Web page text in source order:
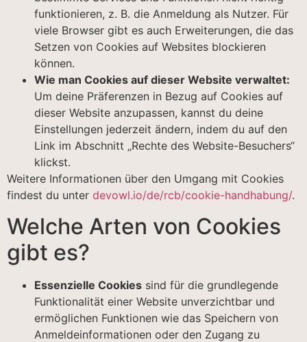
funktionieren, z. B. die Anmeldung als Nutzer. Für
viele Browser gibt es auch Erweiterungen, die das
Setzen von Cookies auf Websites blockieren
können.
Wie man Cookies auf dieser Website verwaltet:
Um deine Präferenzen in Bezug auf Cookies auf
dieser Website anzupassen, kannst du deine
Einstellungen jederzeit ändern, indem du auf den
Link im Abschnitt „Rechte des Website-Besuchers“
klickst.
Weitere Informationen über den Umgang mit Cookies
findest du unter devowl.io/de/rcb/cookie-handhabung/.
Welche Arten von Cookies
gibt es?
Essenzielle Cookies sind für die grundlegende
Funktionalität einer Website unverzichtbar und
ermöglichen Funktionen wie das Speichern von
Anmeldeinformationen oder den Zugang zu